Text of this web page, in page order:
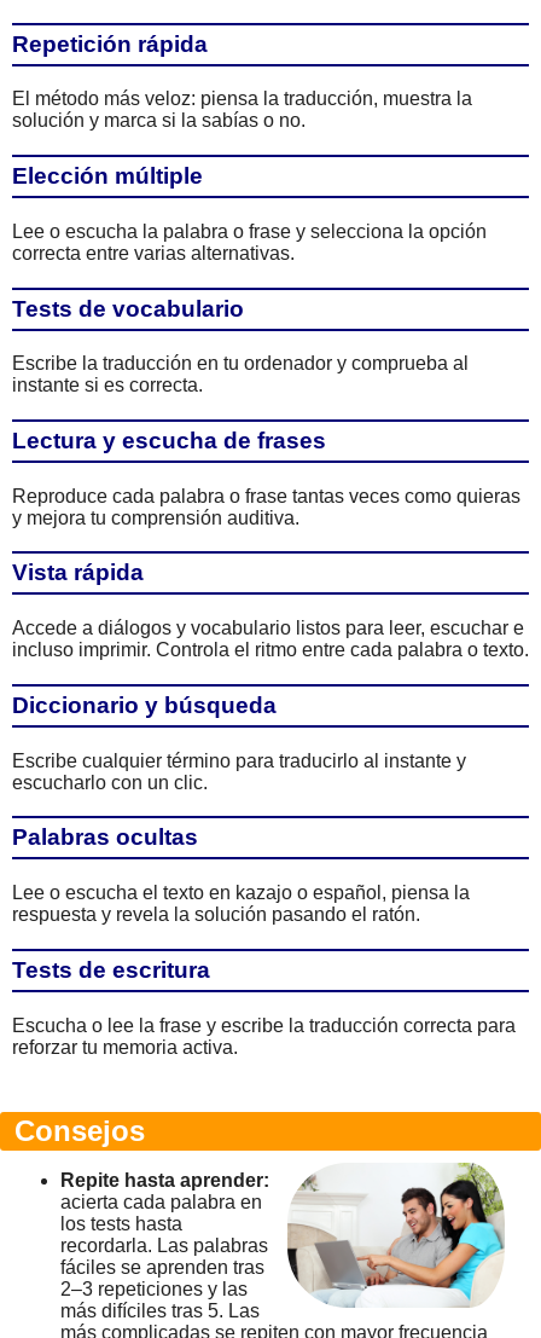
Repetición rápida
El método más veloz: piensa la traducción, muestra la
solución y marca si la sabías o no.
Elección múltiple
Lee o escucha la palabra o frase y selecciona la opción
correcta entre varias alternativas.
Tests de vocabulario
Escribe la traducción en tu ordenador y comprueba al
instante si es correcta.
Lectura y escucha de frases
Reproduce cada palabra o frase tantas veces como quieras
y mejora tu comprensión auditiva.
Vista rápida
Accede a diálogos y vocabulario listos para leer, escuchar e
incluso imprimir. Controla el ritmo entre cada palabra o texto.
Diccionario y búsqueda
Escribe cualquier término para traducirlo al instante y
escucharlo con un clic.
Palabras ocultas
Lee o escucha el texto en kazajo o español, piensa la
respuesta y revela la solución pasando el ratón.
Tests de escritura
Escucha o lee la frase y escribe la traducción correcta para
reforzar tu memoria activa.
Consejos
Repite hasta aprender:
acierta cada palabra en
los tests hasta
recordarla. Las palabras
fáciles se aprenden tras
2–3 repeticiones y las
más difíciles tras 5. Las
más complicadas se repiten con mayor frecuencia